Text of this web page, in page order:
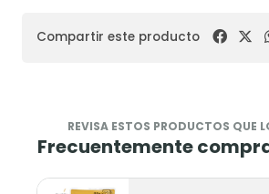
Compartir este producto
REVISA ESTOS PRODUCTOS QUE
Frecuentemente